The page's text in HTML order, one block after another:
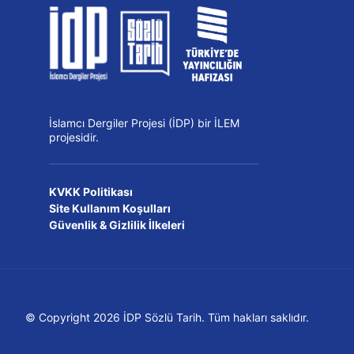
İslamcı Dergiler Projesi (İDP) bir İLEM
projesidir.
KVKK Politikası
Site Kullanım Koşulları
Güvenlik & Gizlilik İlkeleri
© Copyright 2026 İDP Sözlü Tarih. Tüm hakları saklıdır.